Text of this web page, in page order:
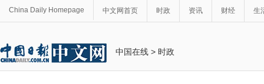
China Daily Homepage 中文网首页 时政 资讯 财经 生
中国在线 > 时政